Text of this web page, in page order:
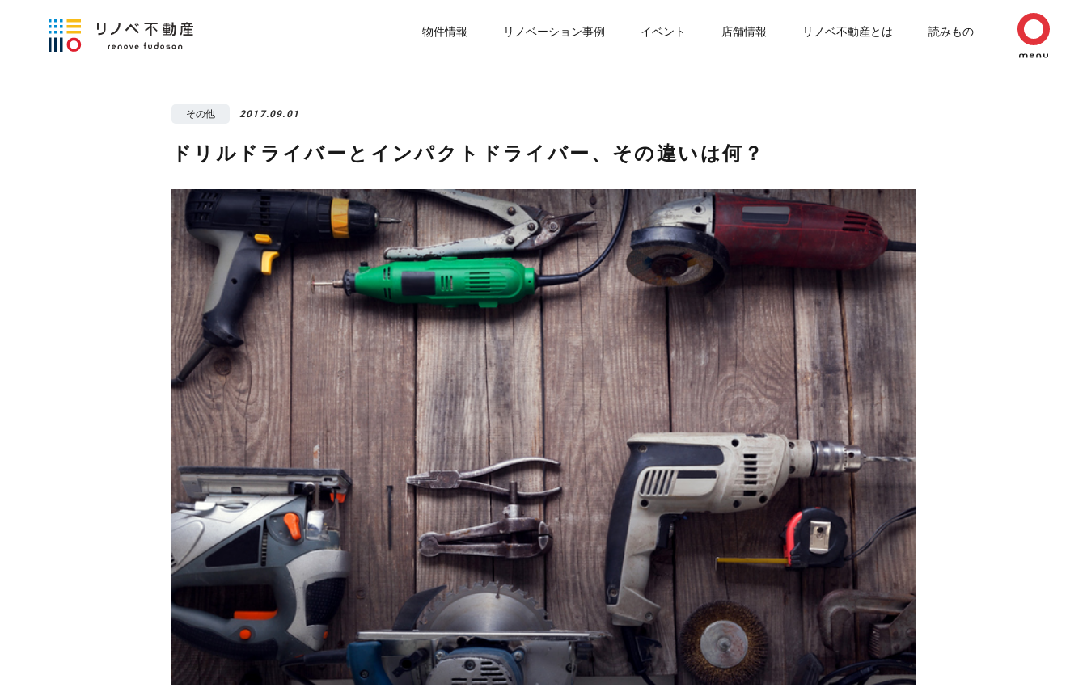
物件情報 リノベーション事例 イベント 店舗情報 リノベ不動産とは 読みもの
その他 2017.09.01
ドリルドライバーとインパクトドライバー、その違いは何？